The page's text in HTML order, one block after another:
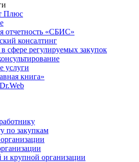
Плюс
отчетность «СБИС»
консалтинг
сфере регулируемых закупок
услуги
книга»
по закупкам
и крупной организации